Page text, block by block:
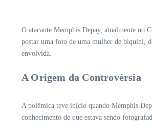
O atacante Memphis Depay, atualmente no
postar uma foto de uma mulher de biquíni,
envolvida.
A Origem da Controvérsia
A polêmica teve início quando Memphis
conhecimento de que estava sendo